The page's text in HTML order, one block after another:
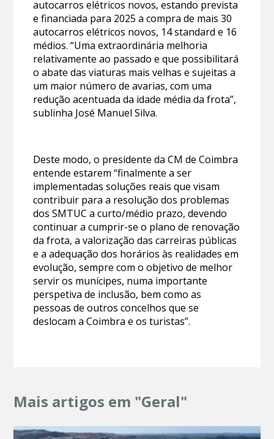
autocarros elétricos novos, estando prevista
e financiada para 2025 a compra de mais 30
autocarros elétricos novos, 14 standard e 16
médios. “Uma extraordinária melhoria
relativamente ao passado e que possibilitará
o abate das viaturas mais velhas e sujeitas a
um maior número de avarias, com uma
redução acentuada da idade média da frota”,
sublinha José Manuel Silva.
Deste modo, o presidente da CM de Coimbra
entende estarem “finalmente a ser
implementadas soluções reais que visam
contribuir para a resolução dos problemas
dos SMTUC a curto/médio prazo, devendo
continuar a cumprir-se o plano de renovação
da frota, a valorização das carreiras públicas
e a adequação dos horários às realidades em
evolução, sempre com o objetivo de melhor
servir os munícipes, numa importante
perspetiva de inclusão, bem como as
pessoas de outros concelhos que se
deslocam a Coimbra e os turistas”.
Mais artigos em "Geral"